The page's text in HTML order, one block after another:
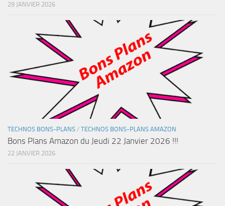
29 JANVIER 2026
TECHNOS BONS-PLANS / TECHNOS BONS-PLANS AMAZON
Bons Plans Amazon du Jeudi 22 Janvier 2026 !!!
22 JANVIER 2026